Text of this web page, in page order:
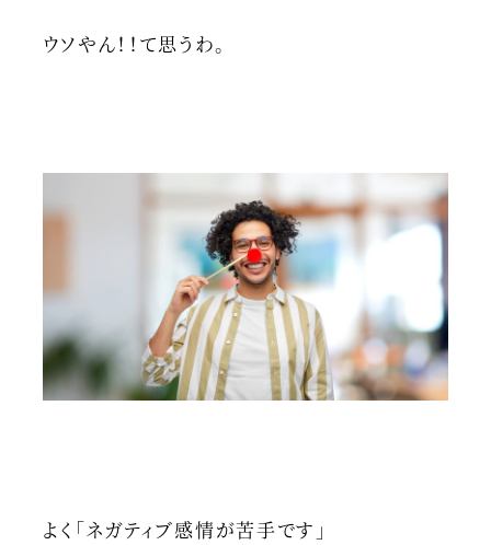
ウソやん！！て思うわ。
よく「ネガティブ感情が苦手です」